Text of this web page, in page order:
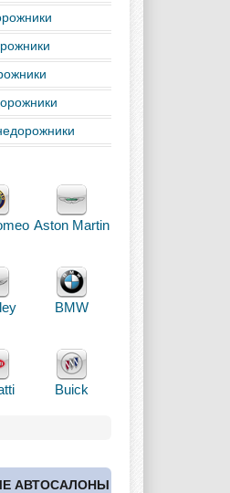
Aston Martin
BMW
Buick
Chevrolet
АВТОСАЛОНЫ